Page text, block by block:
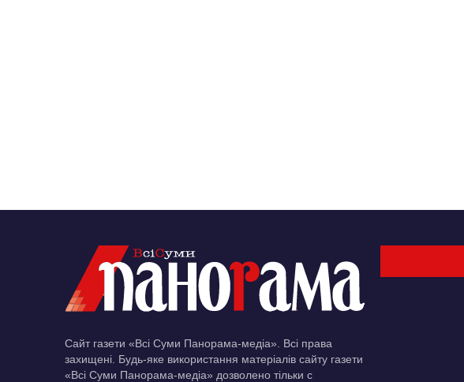
Сайт газети «Всі Суми Панорама-медіа». Всі права
захищені. Будь-яке використання матеріалів сайту газети
«Всі Суми Панорама-медіа» дозволено тільки c